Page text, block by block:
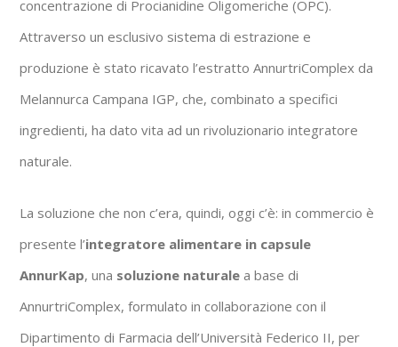
concentrazione di Procianidine Oligomeriche (OPC).
Attraverso un esclusivo sistema di estrazione e
produzione è stato ricavato l’estratto AnnurtriComplex da
Melannurca Campana IGP, che, combinato a specifici
ingredienti, ha dato vita ad un rivoluzionario integratore
naturale.
La soluzione che non c’era, quindi, oggi c’è: in commercio è
presente l’integratore alimentare in capsule
AnnurKap, una soluzione naturale a base di
AnnurtriComplex, formulato in collaborazione con il
Dipartimento di Farmacia dell’Università Federico II, per